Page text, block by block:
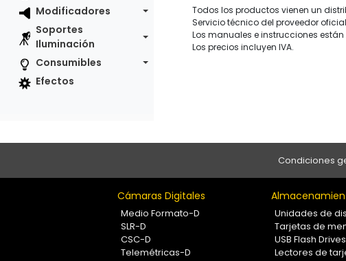
Modificadores
Soportes
Iluminación
Consumibles
Efectos
Todos los productos vienen un
Servicio técnico del proveedor
Los manuales e instrucciones
Los precios incluyen IVA.
Condiciones
Cámaras Digitales
Medio Formato-D
SLR-D
CSC-D
Telemétricas-D
Unidades de
Tarjetas de
USB Flash Drives
Lectores de